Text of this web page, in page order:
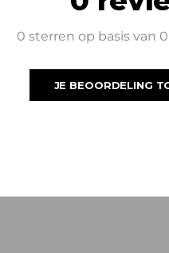
0 sterren op basis van
JE BEOORDELING